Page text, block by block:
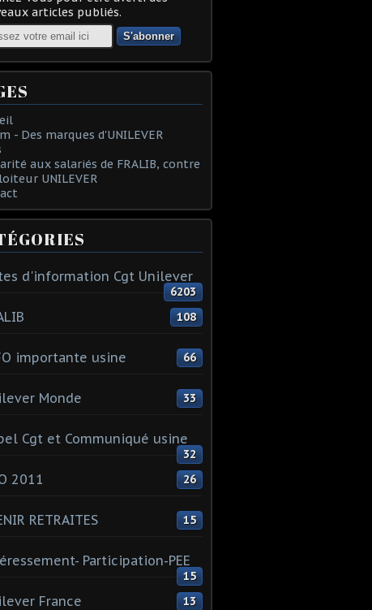
articles publiés.
- Des marques d'UNILEVER
aux salariés de FRALIB, contre
UNILEVER
d'information Cgt Unilever
6203
108
importante usine 66
Monde 33
Cgt et Communiqué usine
32
2011 26
RETRAITES 15
Participation-PEE
15
France 13